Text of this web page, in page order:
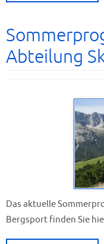
Abteilung
Das aktuelle
Bergsport finden Sie